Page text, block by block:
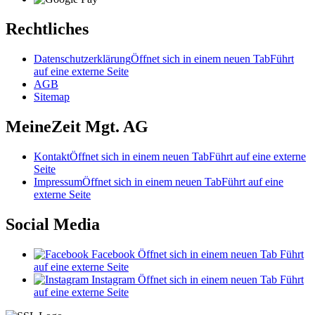
Rechtliches
DatenschutzerklärungÖffnet sich in einem neuen TabFührt
auf eine externe Seite
AGB
Sitemap
MeineZeit Mgt. AG
KontaktÖffnet sich in einem neuen TabFührt auf eine externe
Seite
ImpressumÖffnet sich in einem neuen TabFührt auf eine
externe Seite
Social Media
Facebook Öffnet sich in einem neuen Tab Führt
auf eine externe Seite
Instagram Öffnet sich in einem neuen Tab Führt
auf eine externe Seite